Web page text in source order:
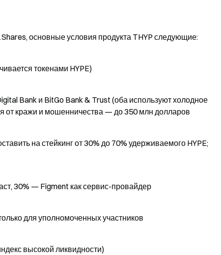
основные условия продукта THYP следующие:
токенами HYPE)
Bank и BitGo Bank & Trust (оба используют холодное
от кражи и мошенничества — до 350 млн долларов
на стейкинг от 30% до 70% удерживаемого HYPE;
30% — Figment как сервис-провайдер
для уполномоченных участников
высокой ликвидности)